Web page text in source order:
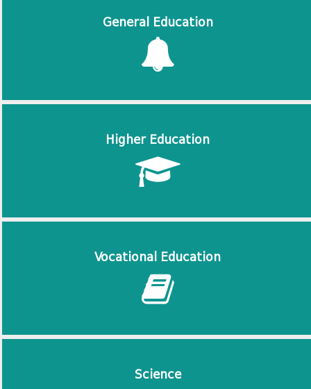
General Education
Higher Education
Vocational Education
Science